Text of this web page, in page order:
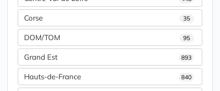
Corse 35
DOM/TOM 95
Grand Est 893
Hauts-de-France 840